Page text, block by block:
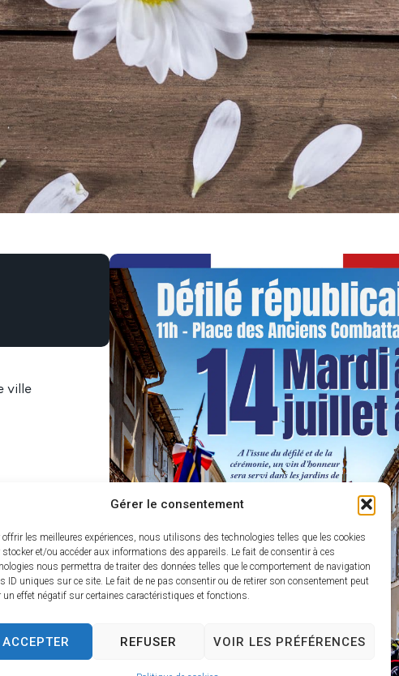
Gérer le consentement
offrir les meilleures expériences, nous utilisons des technologies telles que les cookies
stocker et/ou accéder aux informations des appareils. Le fait de consentir à ces
nous permettra de traiter des données telles que le comportement de navigation
ID uniques sur ce site. Le fait de ne pas consentir ou de retirer son consentement peut
un effet négatif sur certaines caractéristiques et fonctions.
ACCEPTER REFUSER VOIR LES PRÉFÉRENCES
ville